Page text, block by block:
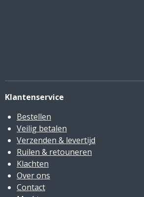
Klantenservice
Bestellen
Veilig betalen
Verzenden & levertijd
Ruilen & retouneren
Klachten
Over ons
Contact